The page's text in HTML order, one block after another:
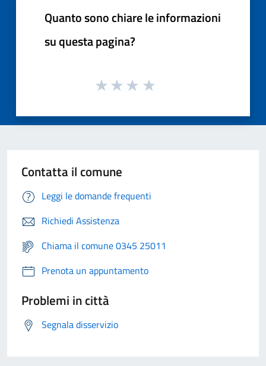
Quanto sono chiare le informazioni
su questa pagina?
Contatta il comune
Leggi le domande frequenti
Richiedi Assistenza
Chiama il comune 0345 25011
Prenota un appuntamento
Problemi in città
Segnala disservizio